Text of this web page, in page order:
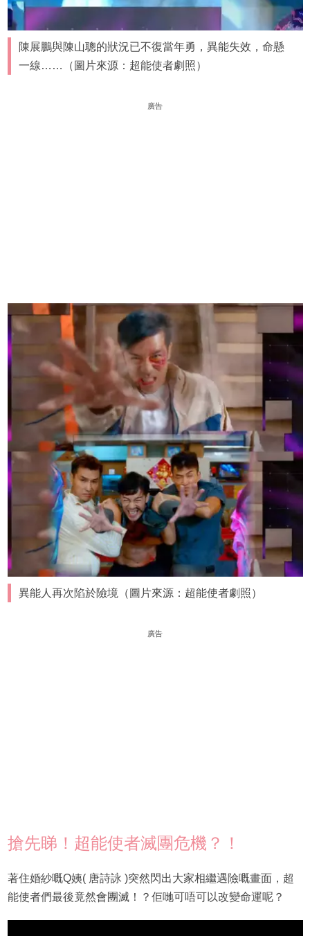
陳展鵬與陳山聰的狀況已不復當年勇，異能失效，命懸
一線……（圖片來源：超能使者劇照）
廣告
異能人再次陷於險境（圖片來源：超能使者劇照）
廣告
搶先睇！超能使者滅團危機？！
著住婚紗嘅Q姨( 唐詩詠 )突然閃出大家相繼遇險嘅畫面，超
能使者們最後竟然會團滅！？佢哋可唔可以改變命運呢？